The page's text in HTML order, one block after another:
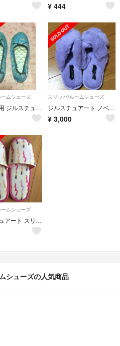
¥ 444
ムシューズ
新品未使用 ジルスチュアート ルームシューズ ノベルティ
スリッパ/ルームシューズ
ジルスチュアート ノベルティ ファースリッパ
¥ 3,000
ムシューズ
ジルスチュアート スリッパ
シューズの人気商品